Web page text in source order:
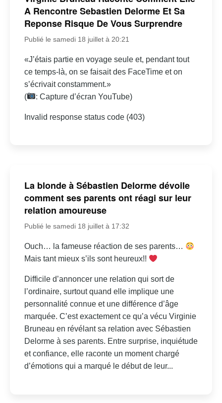
A Rencontre Sebastien Delorme Et Sa
Reponse Risque De Vous Surprendre
Publié le samedi 18 juillet à 20:21
«J’étais partie en voyage seule et, pendant tout
ce temps-là, on se faisait des FaceTime et on
s’écrivait constamment.»
(
: Capture d’écran YouTube)
Invalid response status code (403)
La blonde à Sébastien Delorme dévoile
comment ses parents ont réagi sur leur
relation amoureuse
Publié le samedi 18 juillet à 17:32
Ouch… la fameuse réaction de ses parents…
Mais tant mieux s’ils sont heureux!!
Difficile d’annoncer une relation qui sort de
l’ordinaire, surtout quand elle implique une
personnalité connue et une différence d’âge
marquée. C’est exactement ce qu’a vécu Virginie
Bruneau en révélant sa relation avec Sébastien
Delorme à ses parents. Entre surprise, inquiétude
et confiance, elle raconte un moment chargé
d’émotions qui a marqué le début de leur...